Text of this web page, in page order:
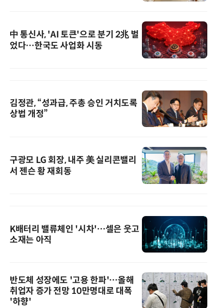
中 통신사, 'AI 토큰'으로 분기 2兆 벌
었다…한국도 사업화 시동
김정관, “성과급, 주총 승인 거치도록
상법 개정”
구광모 LG 회장, 내주 美 실리콘밸리
서 젠슨 황 재회동
K배터리 밸류체인 '시차'…셀은 웃고
소재는 아직
반도체 성장에도 '고용 한파'…올해
취업자 증가 전망 10만명대로 대폭
'하향'